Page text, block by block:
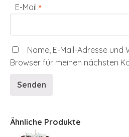
E-Mail *
Name, E-Mail-Adresse und
Browser für meinen nächsten
Ähnliche Produkte